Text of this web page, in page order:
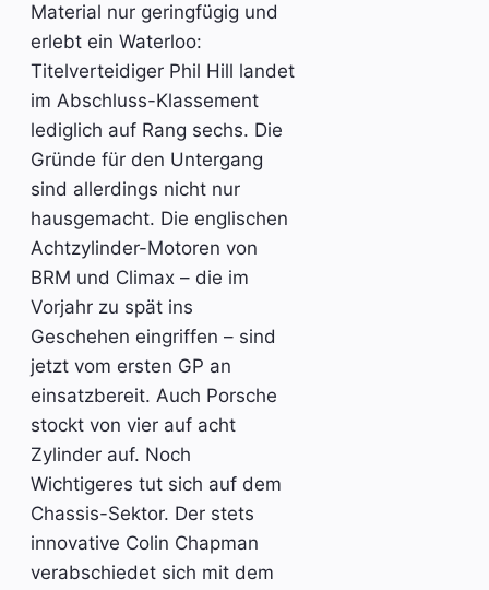
Material nur geringfügig und
erlebt ein Waterloo:
Titelverteidiger Phil Hill landet
im Abschluss-Klassement
lediglich auf Rang sechs. Die
Gründe für den Untergang
sind allerdings nicht nur
hausgemacht. Die englischen
Achtzylinder-Motoren von
BRM und Climax – die im
Vorjahr zu spät ins
Geschehen eingriffen – sind
jetzt vom ersten GP an
einsatzbereit. Auch Porsche
stockt von vier auf acht
Zylinder auf. Noch
Wichtigeres tut sich auf dem
Chassis-Sektor. Der stets
innovative Colin Chapman
verabschiedet sich mit dem